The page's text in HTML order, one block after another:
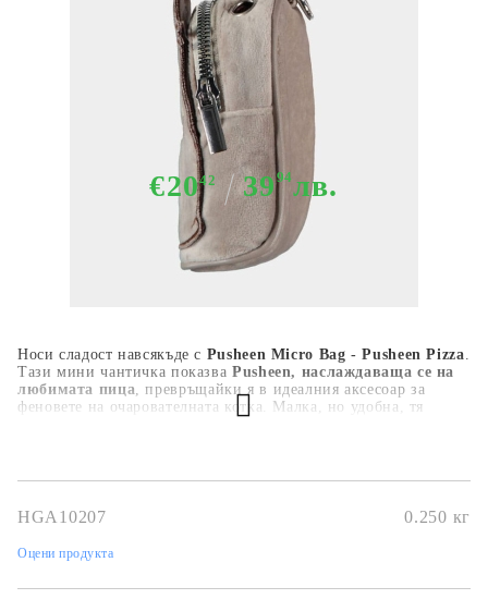
Pusheen Mикро Чантичка -
Pusheen Pizza
€2042 3994лв.
Носи сладост навсякъде с Pusheen Micro Bag - Pusheen Pizza.
Тази мини чантичка показваPusheen, наслаждаваща се на
любимата пица, превръщайки я в идеалния аксесоар за
феновете на очарователната котка. Малка, но удобна, тя
колекционерска чантичка Pusheenдобавя чар и забавление
HGA10207 0.250 кг
Оцени продукта